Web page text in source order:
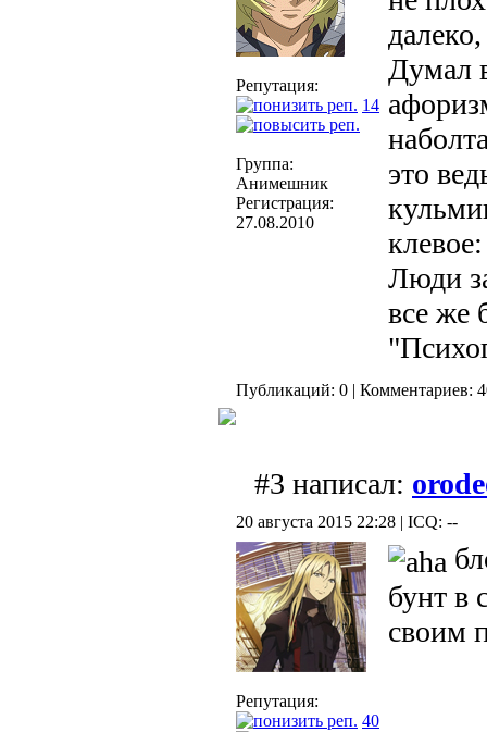
Репутация:
14
Группа:
Анимешник
Регистрация:
27.08.2010
Думал
это
Люди
все же
Публикаций: 0 | Комментариев:
#3 написал:
20 августа 2015 22:28 | ICQ: --
Репутация:
40
бунт в
своим